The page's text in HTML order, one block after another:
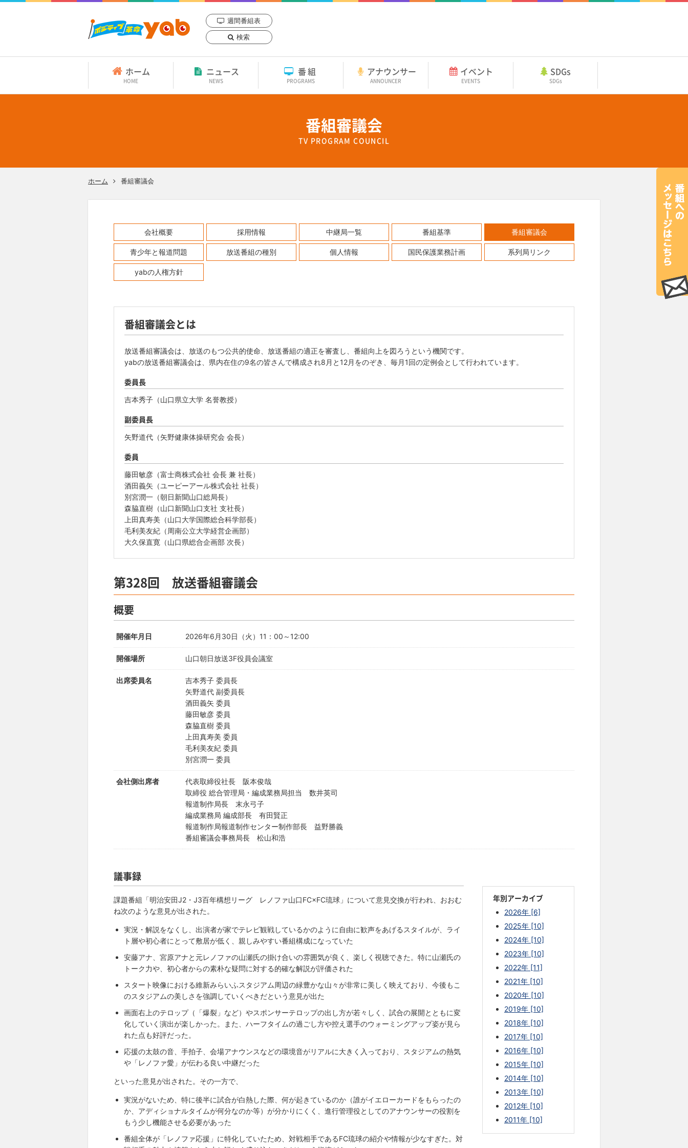
週間番組表
検索
ホーム
HOME
ニュース
NEWS
番組
PROGRAMS
アナウンサー
ANNOUNCER
イベント
EVENTS
SDGs
SDGs
番組審議会
TV PROGRAM COUNCIL
ホーム 番組審議会
会社概要 採用情報 中継局一覧 番組基準 番組審議会
青少年と報道問題 放送番組の種別 個人情報 国民保護業務計画 系列局リンク
yabの人権方針
番組審議会とは
放送番組審議会は、放送のもつ公共的使命、放送番組の適正を審査し、番組向上を図ろうという機関です。
yabの放送番組審議会は、県内在住の9名の皆さんで構成され8月と12月をのぞき、毎月1回の定例会として行われています。
委員長
吉本秀子（山口県立大学 名誉教授）
副委員長
矢野道代（矢野健康体操研究会 会長）
委員
藤田敏彦（富士商株式会社 会長 兼 社長）
酒田義矢（ユーピーアール株式会社 社長）
別宮潤一（朝日新聞山口総局長）
森脇直樹（山口新聞山口支社 支社長）
上田真寿美（山口大学国際総合科学部長）
毛利美友紀（周南公立大学経営企画部）
大久保直寛（山口県総合企画部 次長）
第328回 放送番組審議会
概要
開催年月日 2026年6月30日（火）11：00～12:00
開催場所 山口朝日放送3F役員会議室
出席委員名
吉本秀子 委員長
矢野道代 副委員長
酒田義矢 委員
藤田敏彦 委員
森脇直樹 委員
上田真寿美 委員
毛利美友紀 委員
別宮潤一 委員
会社側出席者
代表取締役社長 阪本俊哉
取締役 総合管理局・編成業務局担当 数井英司
報道制作局長 末永弓子
編成業務局 編成部長 有田賢正
報道制作局報道制作センター制作部長 益野勝義
番組審議会事務局長 松山和浩
議事録
課題番組「明治安田J2・J3百年構想リーグ レノファ山口FC×FC琉球」について意見交換が行われ、おおむ
ね次のような意見が出された。
実況・解説をなくし、出演者が家でテレビ観戦しているかのように自由に歓声をあげるスタイルが、ライ
ト層や初心者にとって敷居が低く、親しみやすい番組構成になっていた
安藤アナ、宮原アナと元レノファの山瀬氏の掛け合いの雰囲気が良く、楽しく視聴できた。特に山瀬氏の
トーク力や、初心者からの素朴な疑問に対する的確な解説が評価された
スタート映像における維新みらいふスタジアム周辺の緑豊かな山々が非常に美しく映えており、今後もこ
のスタジアムの美しさを強調していくべきだという意見が出た
画面右上のテロップ（「爆裂」など）やスポンサーテロップの出し方が若々しく、試合の展開とともに変
化していく演出が楽しかった。また、ハーフタイムの過ごし方や控え選手のウォーミングアップ姿が見ら
れた点も好評だった。
応援の太鼓の音、手拍子、会場アナウンスなどの環境音がリアルに大きく入っており、スタジアムの熱気
や「レノファ愛」が伝わる良い中継だった
といった意見が出された。その一方で、
実況がないため、特に後半に試合が白熱した際、何が起きているのか（誰がイエローカードをもらったの
か、アディショナルタイムが何分なのか等）が分かりにくく、進行管理役としてのアナウンサーの役割を
もう少し機能させる必要があった
番組全体が「レノファ応援」に特化していたため、対戦相手であるFC琉球の紹介や情報が少なすぎた。対
年別アーカイブ
2026年 [6]
2025年 [10]
2024年 [10]
2023年 [10]
2022年 [11]
2021年 [10]
2020年 [10]
2019年 [10]
2018年 [10]
2017年 [10]
2016年 [10]
2015年 [10]
2014年 [10]
2013年 [10]
2012年 [10]
2011年 [10]